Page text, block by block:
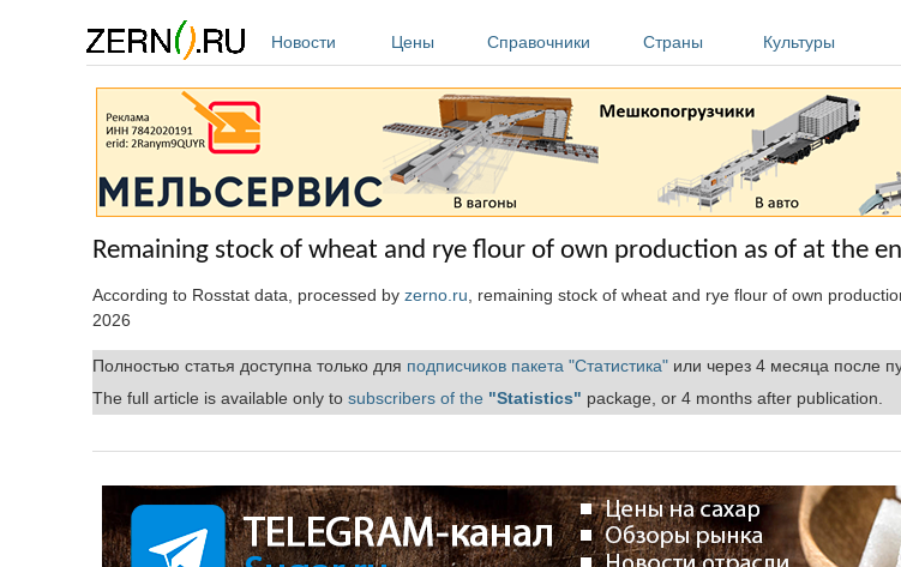
Новости
Цены Справочники Страны Культуры
Remaining stock of wheat and rye flour of own production as of at the
According to Rosstat data, processed by zerno.ru , remaining stock of wheat and rye flour of own
2026
Полностью статья доступна только для подписчиков пакета "Статистика" или через 4 месяца после
The full article is available only to subscribers of the "Statistics" package, or 4 months after publication.